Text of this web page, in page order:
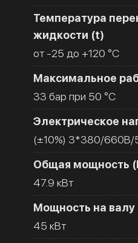
Температура
жидкости (t)
от -25 до +120 °C
Максимальное
33 бар при 50 °C
Электрическое
(±10%) 3*380/660В/
Общая мощность
47.9 кВт
Мощность на валу
45 кВт